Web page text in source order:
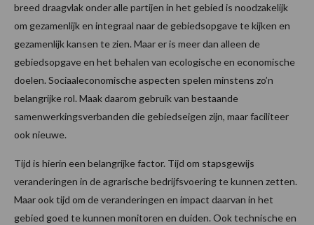
breed draagvlak onder alle partijen in het gebied is noodzakelijk
om gezamenlijk en integraal naar de gebiedsopgave te kijken en
gezamenlijk kansen te zien. Maar er is meer dan alleen de
gebiedsopgave en het behalen van ecologische en economische
doelen. Sociaaleconomische aspecten spelen minstens zo’n
belangrijke rol. Maak daarom gebruik van bestaande
samenwerkingsverbanden die gebiedseigen zijn, maar faciliteer
ook nieuwe.
Tijd is hierin een belangrijke factor. Tijd om stapsgewijs
veranderingen in de agrarische bedrijfsvoering te kunnen zetten.
Maar ook tijd om de veranderingen en impact daarvan in het
gebied goed te kunnen monitoren en duiden. Ook technische en